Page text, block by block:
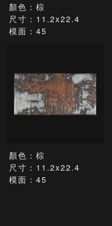
顏色：棕
尺寸：11.2x22.4
模面：45
顏色：棕
尺寸：11.2x22.4
模面：45